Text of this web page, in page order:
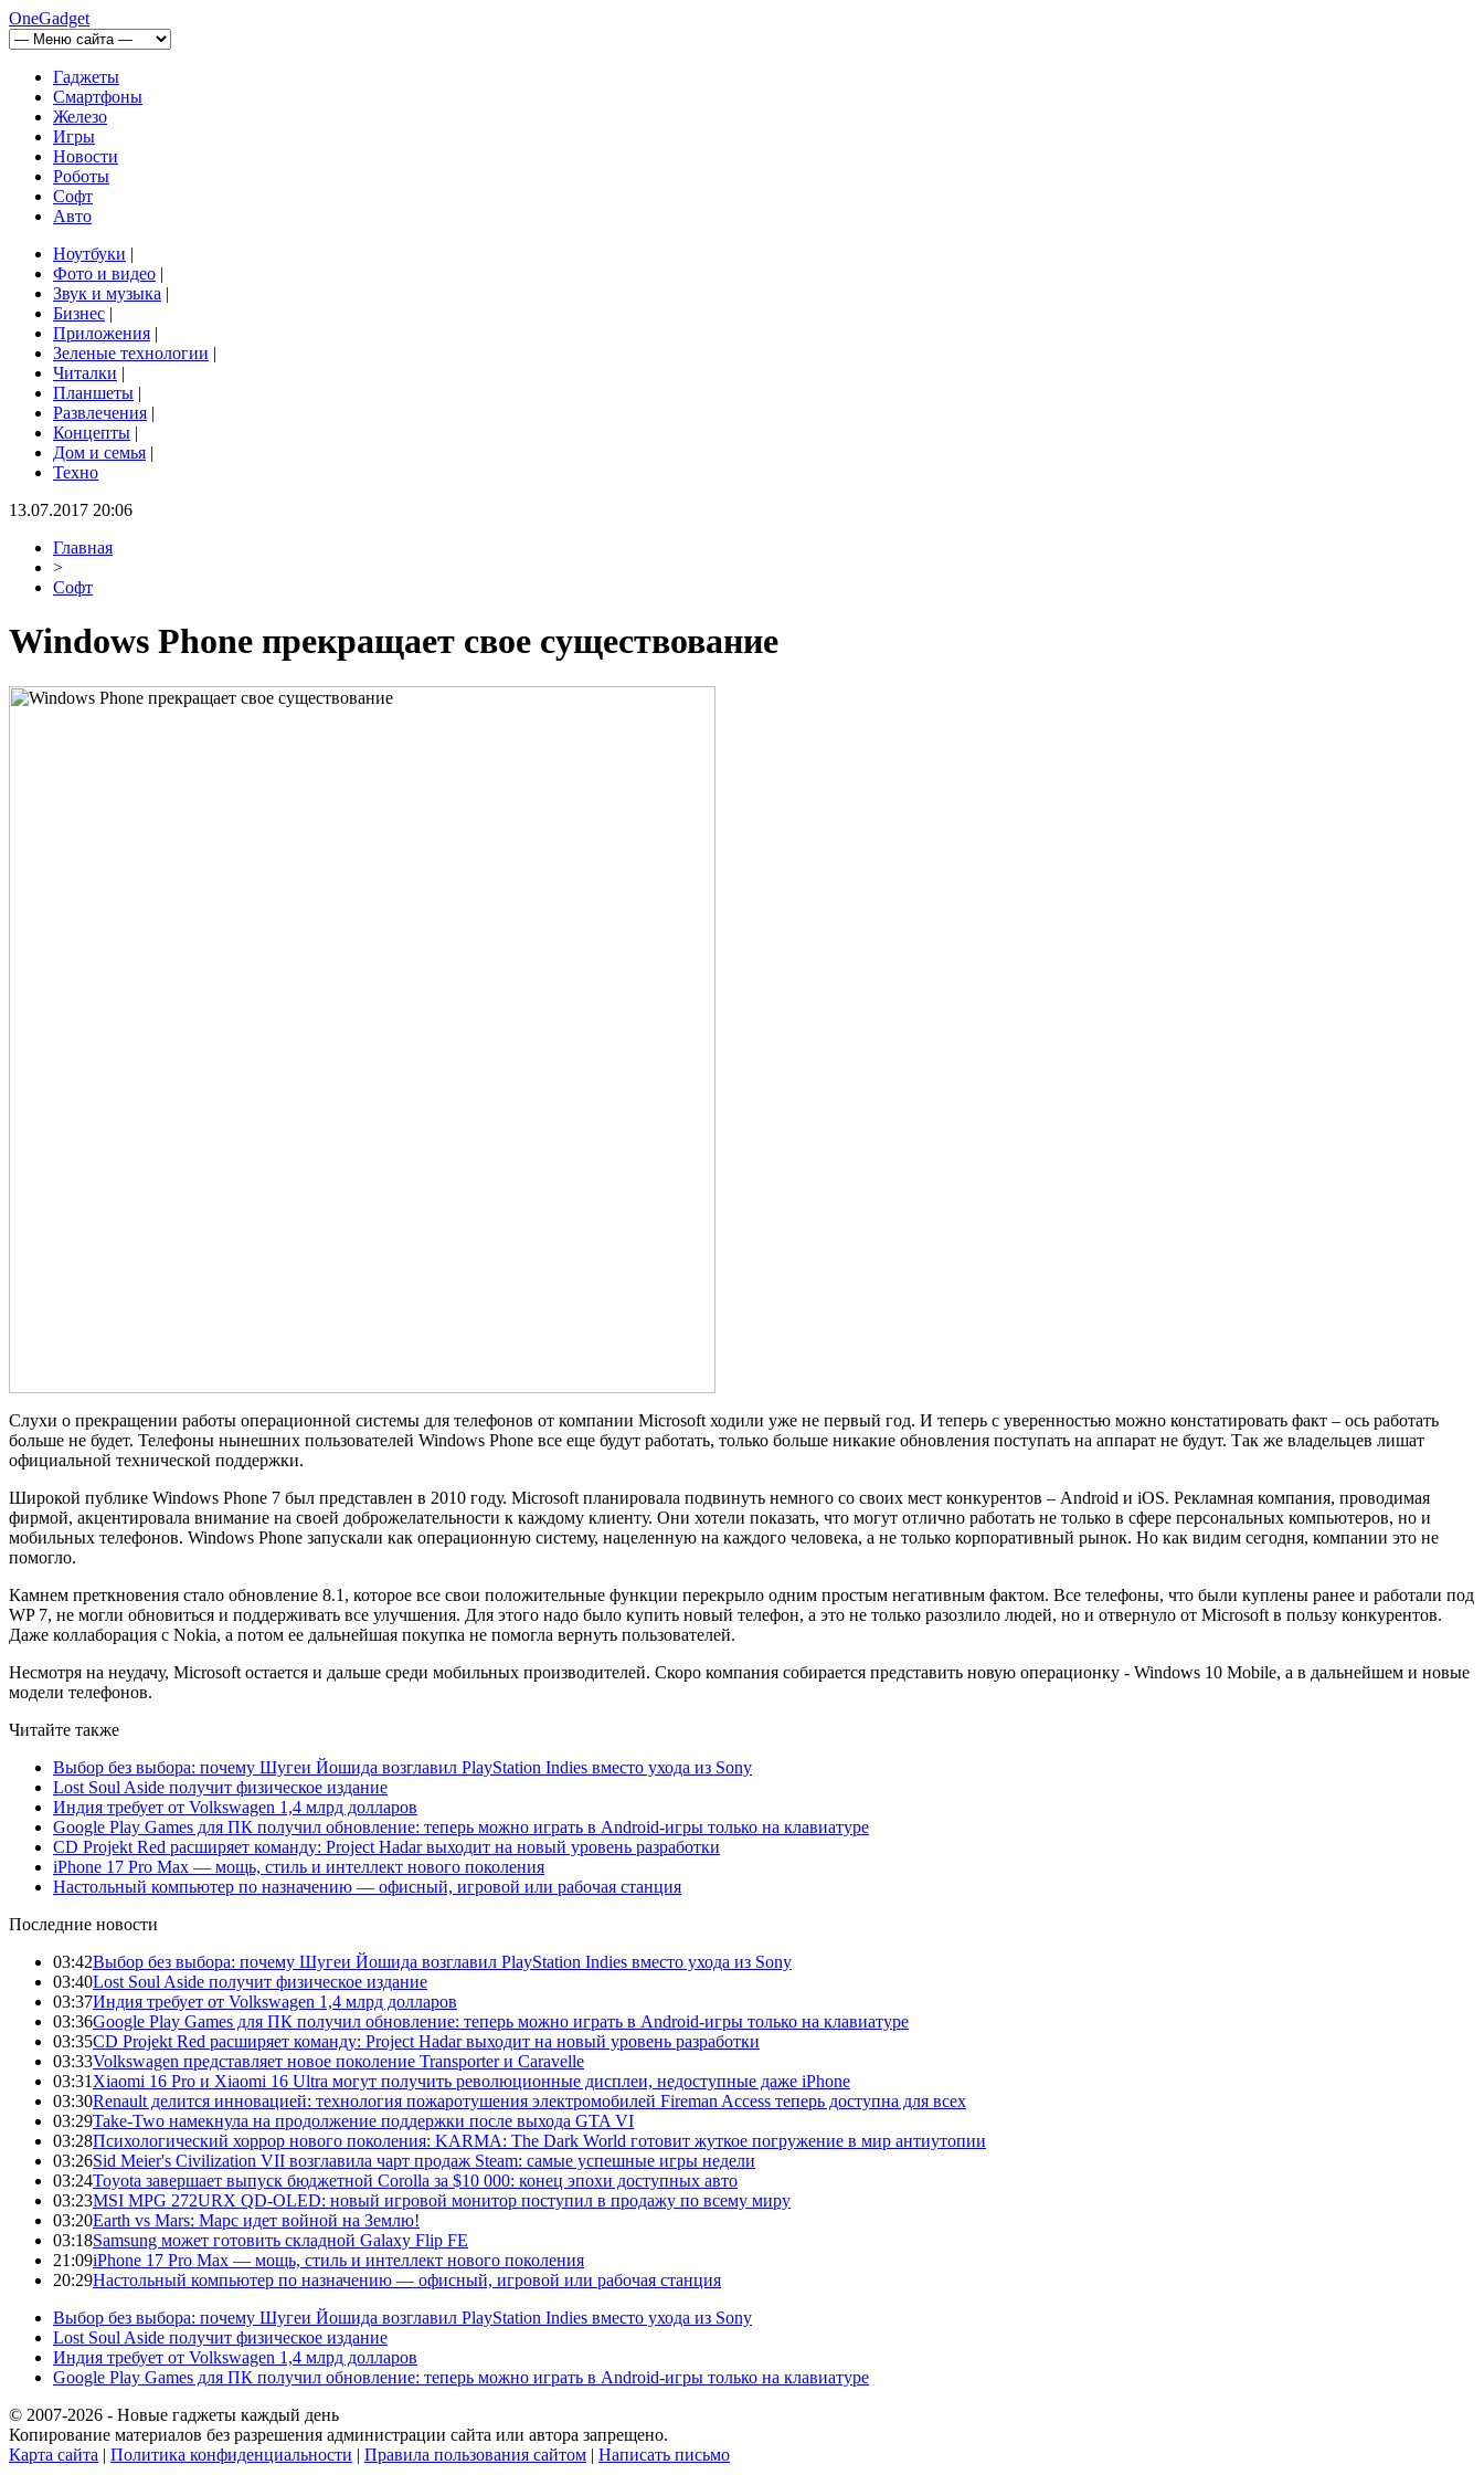
OneGadget
Гаджеты
Смартфоны
Железо
Игры
Новости
Роботы
Софт
Авто
Ноутбуки |
Фото и видео |
Звук и музыка |
Бизнес |
Приложения |
Зеленые технологии |
Читалки |
Планшеты |
Развлечения |
Концепты |
Дом и семья |
Техно
13.07.2017 20:06
Главная
>
Софт
Windows Phone прекращает свое существование
Слухи о прекращении работы операционной системы для телефонов от компании Microsoft ходили уже не первый год. И теперь с уверенностью можно констатировать факт – ось работать
больше не будет. Телефоны нынешних пользователей Windows Phone все еще будут работать, только больше никакие обновления поступать на аппарат не будут. Так же владельцев лишат
официальной технической поддержки.
Широкой публике Windows Phone 7 был представлен в 2010 году. Microsoft планировала подвинуть немного со своих мест конкурентов – Android и iOS. Рекламная компания, проводимая
фирмой, акцентировала внимание на своей доброжелательности к каждому клиенту. Они хотели показать, что могут отлично работать не только в сфере персональных компьютеров, но и
мобильных телефонов. Windows Phone запускали как операционную систему, нацеленную на каждого человека, а не только корпоративный рынок. Но как видим сегодня, компании это не
помогло.
Камнем преткновения стало обновление 8.1, которое все свои положительные функции перекрыло одним простым негативным фактом. Все телефоны, что были куплены ранее и работали под
WP 7, не могли обновиться и поддерживать все улучшения. Для этого надо было купить новый телефон, а это не только разозлило людей, но и отвернуло от Microsoft в пользу конкурентов.
Даже коллаборация с Nokia, а потом ее дальнейшая покупка не помогла вернуть пользователей.
Несмотря на неудачу, Microsoft остается и дальше среди мобильных производителей. Скоро компания собирается представить новую операционку - Windows 10 Mobile, а в дальнейшем и новые
модели телефонов.
Читайте также
Выбор без выбора: почему Шугеи Йошида возглавил PlayStation Indies вместо ухода из Sony
Lost Soul Aside получит физическое издание
Индия требует от Volkswagen 1,4 млрд долларов
Google Play Games для ПК получил обновление: теперь можно играть в Android-игры только на клавиатуре
CD Projekt Red расширяет команду: Project Hadar выходит на новый уровень разработки
iPhone 17 Pro Max — мощь, стиль и интеллект нового поколения
Настольный компьютер по назначению — офисный, игровой или рабочая станция
Последние новости
03:42Выбор без выбора: почему Шугеи Йошида возглавил PlayStation Indies вместо ухода из Sony
03:40Lost Soul Aside получит физическое издание
03:37Индия требует от Volkswagen 1,4 млрд долларов
03:36Google Play Games для ПК получил обновление: теперь можно играть в Android-игры только на клавиатуре
03:35CD Projekt Red расширяет команду: Project Hadar выходит на новый уровень разработки
03:33Volkswagen представляет новое поколение Transporter и Caravelle
03:31 Xiaomi 16 Pro и Xiaomi 16 Ultra могут получить революционные дисплеи, недоступные даже iPhone
03:30Renault делится инновацией: технология пожаротушения электромобилей Fireman Access теперь доступна для всех
03:29Take-Two намекнула на продолжение поддержки после выхода GTA VI
03:28Психологический хоррор нового поколения: KARMA: The Dark World готовит жуткое погружение в мир антиутопии
03:26Sid Meier's Civilization VII возглавила чарт продаж Steam: самые успешные игры недели
03:24Toyota завершает выпуск бюджетной Corolla за $10 000: конец эпохи доступных авто
03:23MSI MPG 272URX QD-OLED: новый игровой монитор поступил в продажу по всему миру
03:20Earth vs Mars: Марс идет войной на Землю!
03:18Samsung может готовить складной Galaxy Flip FE
21:09iPhone 17 Pro Max — мощь, стиль и интеллект нового поколения
20:29Настольный компьютер по назначению — офисный, игровой или рабочая станция
Выбор без выбора: почему Шугеи Йошида возглавил PlayStation Indies вместо ухода из Sony
Lost Soul Aside получит физическое издание
Индия требует от Volkswagen 1,4 млрд долларов
Google Play Games для ПК получил обновление: теперь можно играть в Android-игры только на клавиатуре
© 2007-2026 - Новые гаджеты каждый день
Копирование материалов без разрешения администрации сайта или автора запрещено.
Карта сайта | Политика конфиденциальности | Правила пользования сайтом | Написать письмо